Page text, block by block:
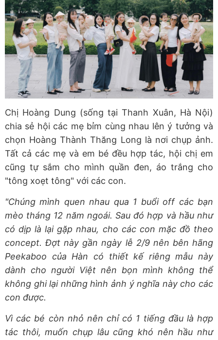
Chị Hoàng Dung (sống tại Thanh Xuân, Hà Nội)
chia sẻ hội các mẹ bỉm cùng nhau lên ý tưởng và
chọn Hoàng Thành Thăng Long là nơi chụp ảnh.
Tất cả các mẹ và em bé đều hợp tác, hội chị em
cũng tự sắm cho mình quần đen, áo trắng cho
"tông xoẹt tông" với các con.
"Chúng mình quen nhau qua 1 buổi off các bạn
mèo tháng 12 năm ngoái. Sau đó hợp và hầu như
có dịp là lại gặp nhau, cho các con mặc đồ theo
concept. Đợt này gần ngày lễ 2/9 nên bên hãng
Peekaboo của Hàn có thiết kế riêng mẫu này
dành cho người Việt nên bọn mình không thể
không ghi lại những hình ảnh ý nghĩa này cho các
con được.
Vì các bé còn nhỏ nên chỉ có 1 tiếng đầu là hợp
tác thôi, muốn chụp lâu cũng khó nên hầu như